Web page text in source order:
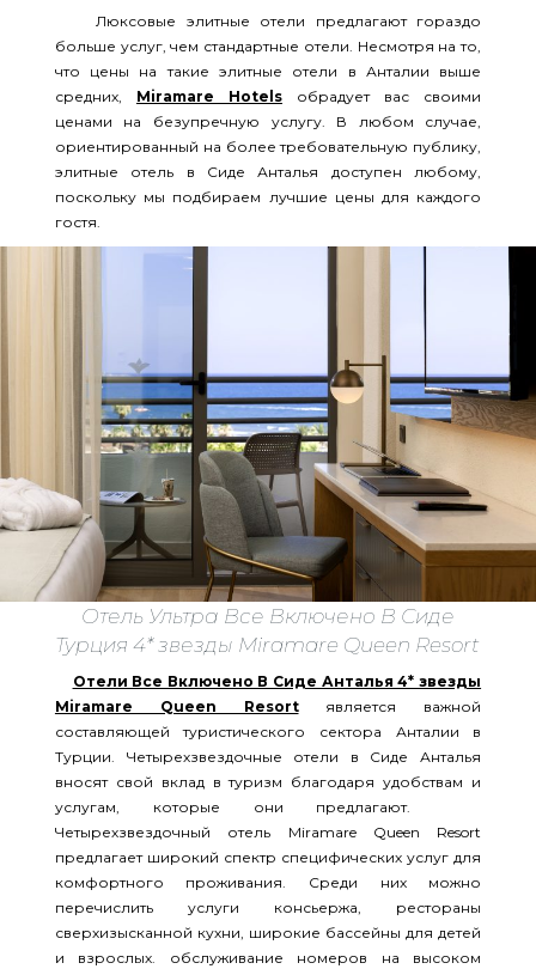
Люксовые элитные отели предлагают гораздо
больше услуг, чем стандартные отели. Несмотря на то,
что цены на такие элитные отели в Анталии выше
средних, Miramare Hotelsобрадует вас своими
ценами на безупречную услугу. В любом случае,
ориентированный на более требовательную публику,
элитные отель в Сиде Анталья доступен любому,
поскольку мы подбираем лучшие цены для каждого
гостя.
Отель Ультра Все Включено В Сиде
Турция 4* звезды Miramare Queen Resort
Отели Все Включено В Сиде Анталья 4* звезды
Miramare Queen Resortявляется важной
составляющей туристического сектора Анталии в
Турции. Четырехзвездочные отели в Сиде Анталья
вносят свой вклад в туризм благодаря удобствам и
услугам, которые они предлагают.
Четырехзвездочный отель Miramare Queen Resort
предлагает широкий спектр специфических услуг для
комфортного проживания. Среди них можно
перечислить услуги консьержа, рестораны
сверхизысканной кухни, широкие бассейны для детей
и взрослых. обслуживание номеров на высоком